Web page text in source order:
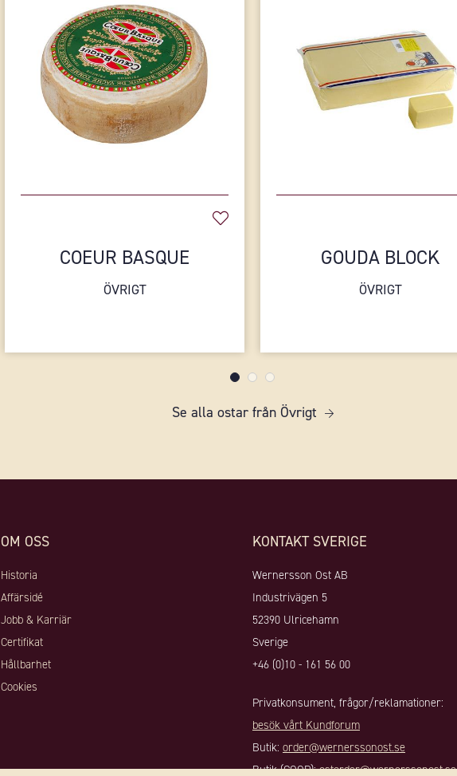
COEUR BASQUE
ÖVRIGT
GOUDA BLOCK
ÖVRIGT
Se alla ostar från Övrigt
OM OSS
Historia
Affärsidé
Jobb & Karriär
Certifikat
Hållbarhet
Cookies
KONTAKT SVERIGE
Wernersson Ost AB
Industrivägen 5
52390 Ulricehamn
Sverige
+46 (0)10 - 161 56 00
Privatkonsument, frågor/reklamationer:
besök vårt Kundforum
Butik: order@wernerssonost.se
Butik (COOP):ostorder@wernerssonost.se